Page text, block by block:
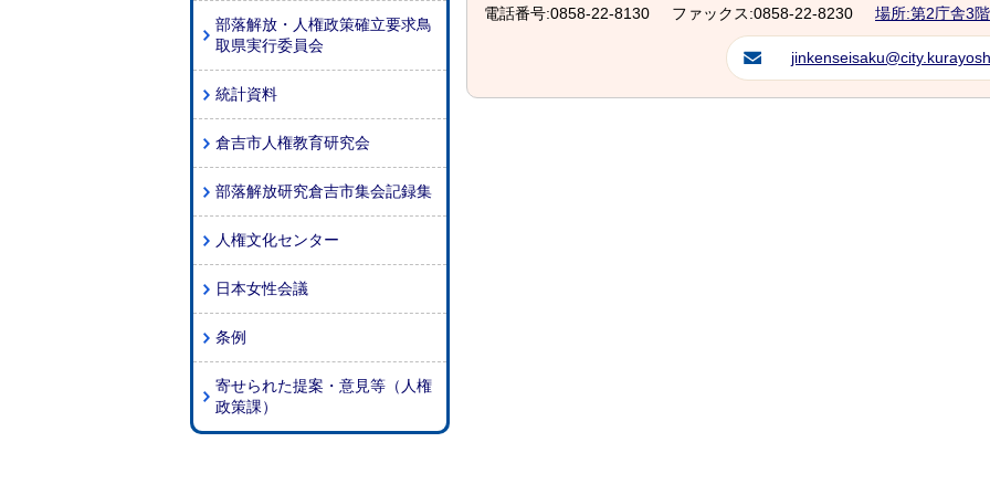
部落解放・人権政策確立要求鳥
取県実行委員会
統計資料
倉吉市人権教育研究会
部落解放研究倉吉市集会記録集
人権文化センター
日本女性会議
条例
寄せられた提案・意見等（人権
政策課）
電話番号:0858-22-8130
ファックス:0858-22-8230 場所:第2庁舎3階